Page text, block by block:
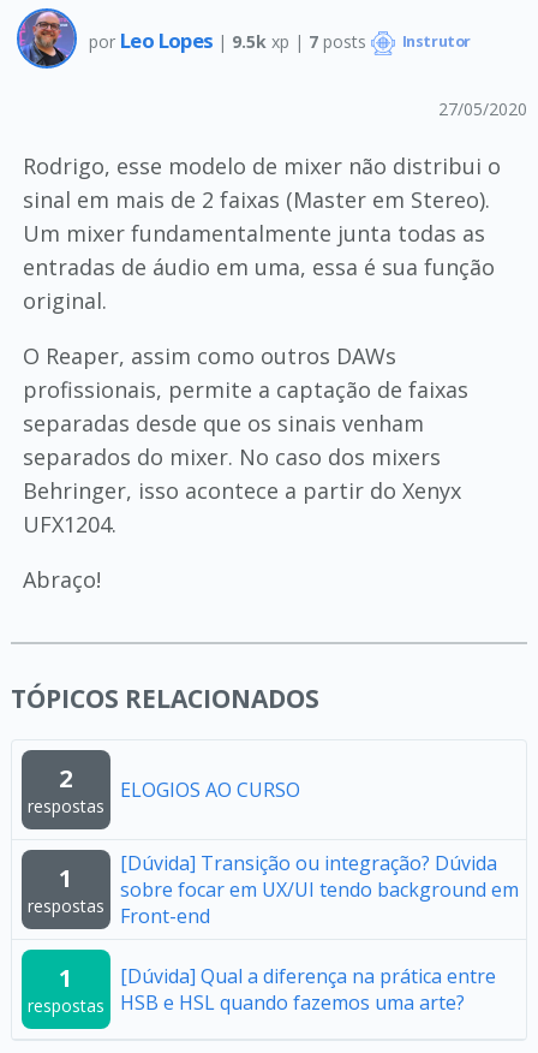
por Leo Lopes | 9.5k xp | 7posts Instrutor
27/05/2020
Rodrigo, esse modelo de mixer não distribui o
sinal em mais de 2 faixas (Master em Stereo).
Um mixer fundamentalmente junta todas as
entradas de áudio em uma, essa é sua função
original.
O Reaper, assim como outros DAWs
profissionais, permite a captação de faixas
separadas desde que os sinais venham
separados do mixer. No caso dos mixers
Behringer, isso acontece a partir do Xenyx
UFX1204.
Abraço!
TÓPICOS RELACIONADOS
2
respostas
ELOGIOS AO CURSO
1
respostas
[Dúvida] Transição ou integração? Dúvida
sobre focar em UX/UI tendo background em
Front-end
1
respostas
[Dúvida] Qual a diferença na prática entre
HSB e HSL quando fazemos uma arte?